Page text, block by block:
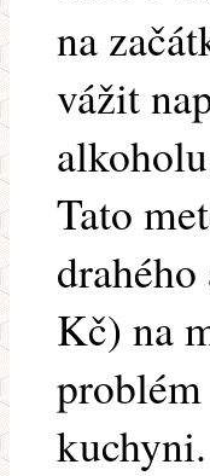
na
vážit
Tato
Kč) na
kuchyni.